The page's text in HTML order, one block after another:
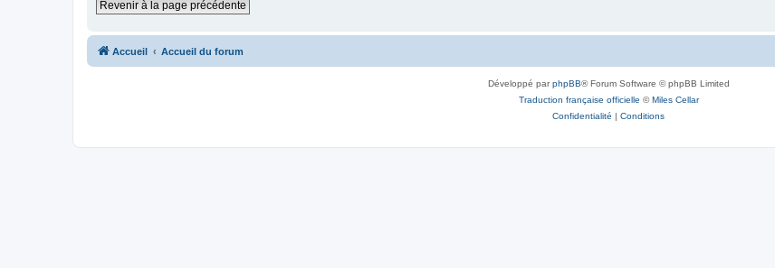
Revenir à la page précédente
Accueil Accueil du forum
Développé parphpBB® Forum Software © phpBB Limited
Traduction française officielle ©Miles Cellar
Confidentialité | Conditions